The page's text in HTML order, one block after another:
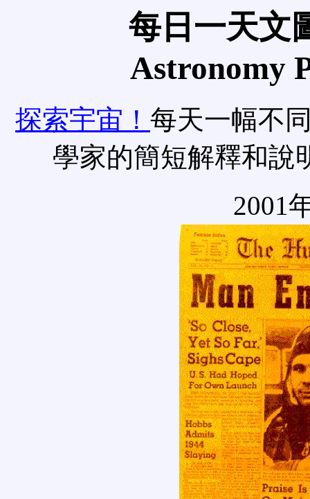
每日一天文
Astronomy
探索宇宙！ 每天一幅不
學家的簡短解釋和說
2001